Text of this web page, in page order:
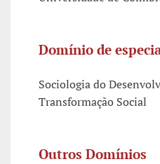
Domínio de
Sociologia do
Transformação Social
Outros Domínios